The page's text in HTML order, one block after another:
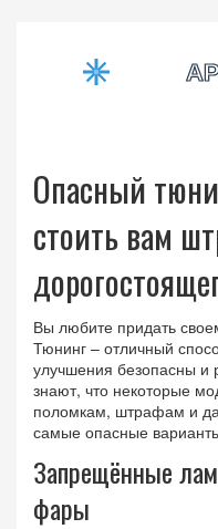
Опасный
стоить вам
Вы любите придать
Тюнинг – отличный
улучшения безопасны и
знают, что некоторые
поломкам, штрафам и
самые опасные
Запрещённые
фары